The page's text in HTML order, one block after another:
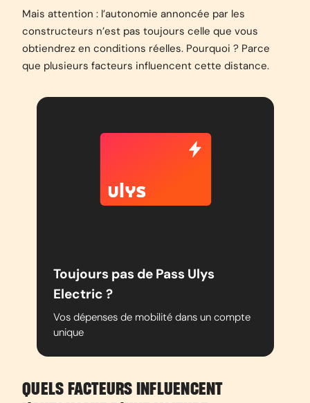
Mais attention : l’autonomie annoncée par les
constructeurs n’est pas toujours celle que vous
obtiendrez en conditions réelles. Pourquoi ? Parce
que plusieurs facteurs influencent cette distance.
Toujours pas de Pass Ulys
Electric ?
Vos dépenses de mobilité dans un compte
unique
QUELS FACTEURS INFLUENCENT